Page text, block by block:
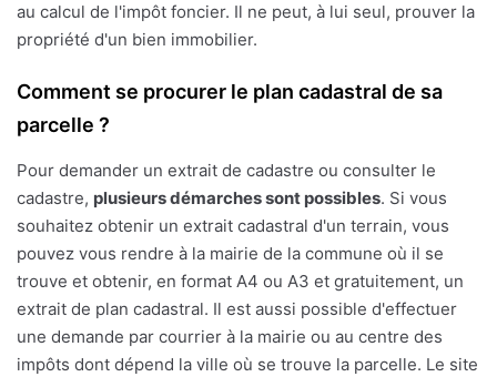
au calcul de l'impôt foncier. Il ne peut, à lui seul, prouver la
propriété d'un bien immobilier.
Comment se procurer le plan cadastral de sa
parcelle ?
Pour demander un extrait de cadastre ou consulter le
cadastre, plusieurs démarches sont possibles. Si vous
souhaitez obtenir un extrait cadastral d'un terrain, vous
pouvez vous rendre à la mairie de la commune où il se
trouve et obtenir, en format A4 ou A3 et gratuitement, un
extrait de plan cadastral. Il est aussi possible d'effectuer
une demande par courrier à la mairie ou au centre des
impôts dont dépend la ville où se trouve la parcelle. Le site